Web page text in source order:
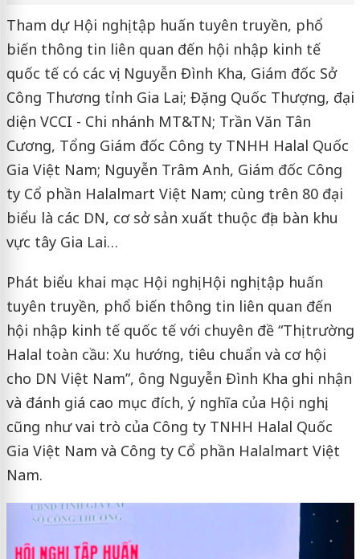
Tham dự Hội nghị tập huấn tuyên truyền, phổ
biến thông tin liên quan đến hội nhập kinh tế
quốc tế có các vị: Nguyễn Đình Kha, Giám đốc Sở
Công Thương tỉnh Gia Lai; Đặng Quốc Thượng, đại
diện VCCI - Chi nhánh MT&TN; Trần Văn Tân
Cương, Tổng Giám đốc Công ty TNHH Halal Quốc
Gia Việt Nam; Nguyễn Trâm Anh, Giám đốc Công
ty Cổ phần Halalmart Việt Nam; cùng trên 80 đại
biểu là các DN, cơ sở sản xuất thuộc địa bàn khu
vực tây Gia Lai…
Phát biểu khai mạc Hội nghị Hội nghị tập huấn
tuyên truyền, phổ biến thông tin liên quan đến
hội nhập kinh tế quốc tế với chuyên đề “Thị trường
Halal toàn cầu: Xu hướng, tiêu chuẩn và cơ hội
cho DN Việt Nam”, ông Nguyễn Đình Kha ghi nhận
và đánh giá cao mục đích, ý nghĩa của Hội nghị,
cũng như vai trò của Công ty TNHH Halal Quốc
Gia Việt Nam và Công ty Cổ phần Halalmart Việt
Nam.